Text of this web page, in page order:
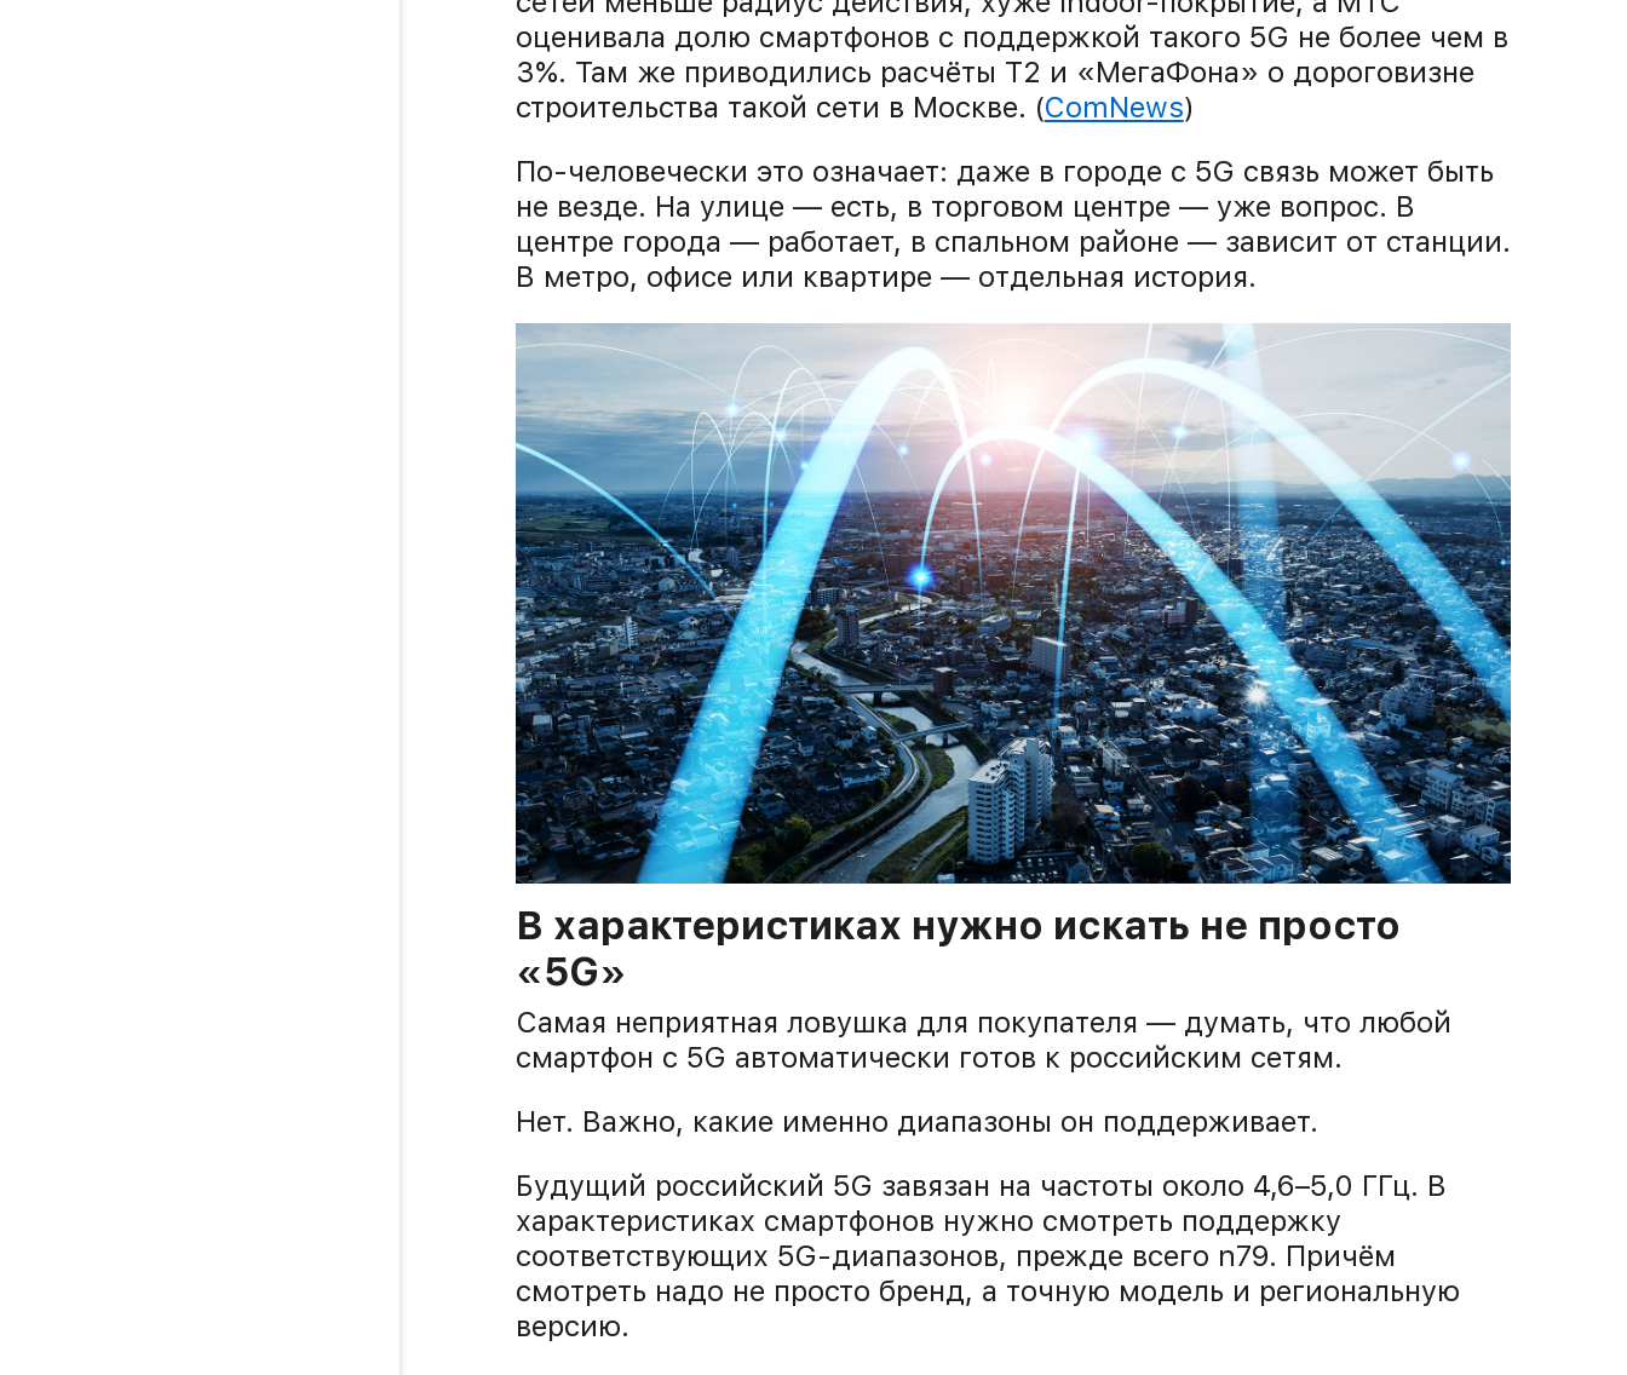
оценивала долю смартфонов с поддержкой такого 5G не более чем в
3%. Там же приводились расчёты Т2 и «МегаФона» о дороговизне
строительства такой сети в Москве. (ComNews)
По-человечески это означает: даже в городе с 5G связь может быть
не везде. На улице — есть, в торговом центре — уже вопрос. В
центре города — работает, в спальном районе — зависит от станции.
В метро, офисе или квартире — отдельная история.
В характеристиках нужно искать не просто
«5G»
Самая неприятная ловушка для покупателя — думать, что любой
смартфон с 5G автоматически готов к российским сетям.
Нет. Важно, какие именно диапазоны он поддерживает.
Будущий российский 5G завязан на частоты около 4,6–5,0 ГГц. В
характеристиках смартфонов нужно смотреть поддержку
соответствующих 5G-диапазонов, прежде всего n79. Причём
смотреть надо не просто бренд, а точную модель и региональную
версию.